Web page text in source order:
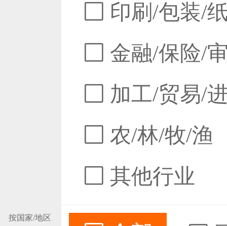
印刷/包装/
金融/保险/
加工/贸易/
农/林/牧/渔
其他行业
按国家/地区